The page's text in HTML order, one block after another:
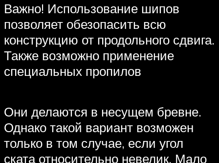
Важно! Использование шипов
позволяет обезопасить всю
конструкцию от продольного сдвига.
Также возможно применение
специальных пропилов
Они делаются в несущем бревне.
Однако такой вариант возможен
только в том случае, если угол
ската относительно невелик. Мало